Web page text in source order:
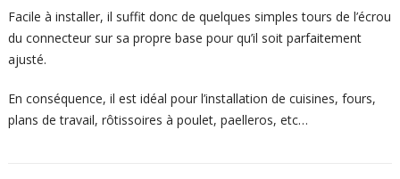
Facile à installer, il suffit donc de quelques simples tours de l’écrou
du connecteur sur sa propre base pour qu’il soit parfaitement
ajusté.
En conséquence, il est idéal pour l’installation de cuisines, fours,
plans de travail, rôtissoires à poulet, paelleros, etc…